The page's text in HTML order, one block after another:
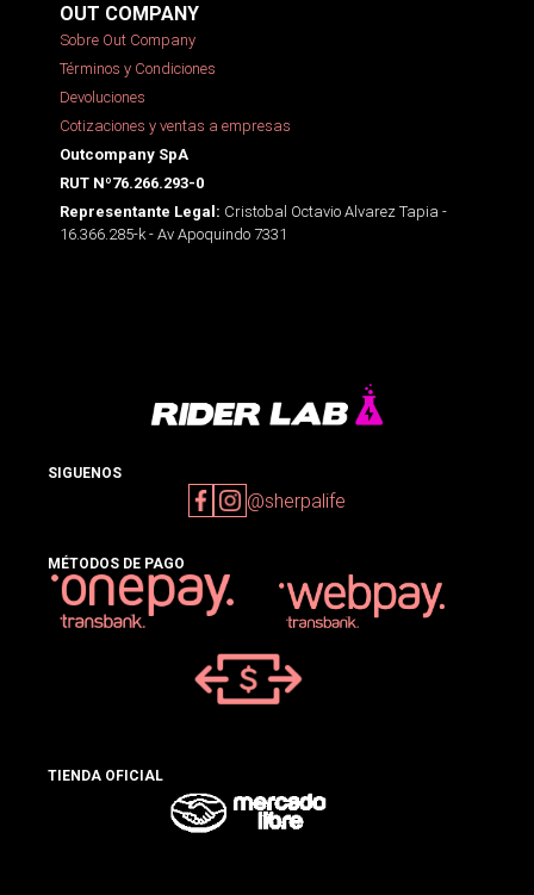
OUT COMPANY
Sobre Out Company
Términos y Condiciones
Devoluciones
Cotizaciones y ventas a empresas
Outcompany SpA
RUT Nº76.266.293-0
Representante Legal: Cristobal Octavio Alvarez Tapia -
16.366.285-k - Av Apoquindo 7331
SIGUENOS
@sherpalife
MÉTODOS DE PAGO
TIENDA OFICIAL